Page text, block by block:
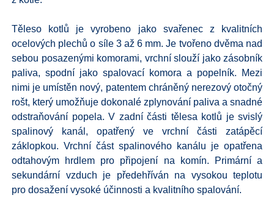
Těleso kotlů je vyrobeno jako svařenec z kvalitních
ocelových plechů o síle 3 až 6 mm. Je tvořeno dvěma nad
sebou posazenými komorami, vrchní slouží jako zásobník
paliva, spodní jako spalovací komora a popelník. Mezi
nimi je umístěn nový, patentem chráněný nerezový otočný
rošt, který umožňuje dokonalé zplynování paliva a snadné
odstraňování popela. V zadní části tělesa kotlů je svislý
spalinový kanál, opatřený ve vrchní části zatápěcí
záklopkou. Vrchní část spalinového kanálu je opatřena
odtahovým hrdlem pro připojení na komín. Primární a
sekundární vzduch je předehříván na vysokou teplotu
pro dosažení vysoké účinnosti a kvalitního spalování.